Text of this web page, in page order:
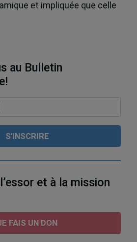
et impliquée que celle
au Bulletin
et à la mission
FAIS UN DON